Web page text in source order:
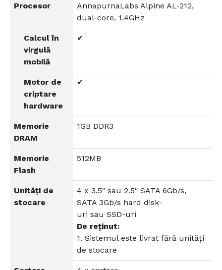
Procesor
AnnapurnaLabs Alpine AL-212,
dual-core, 1.4GHz
Calcul în
virgulă
mobilă
✔
Motor de
criptare
hardware
✔
Memorie
DRAM
1GB DDR3
Memorie
Flash
512MB
Unități de
stocare
4 x 3.5″ sau 2.5″ SATA 6Gb/s,
SATA 3Gb/s hard disk-
uri sau SSD-uri
De reținut:
1. Sistemul este livrat fără unități
de stocare